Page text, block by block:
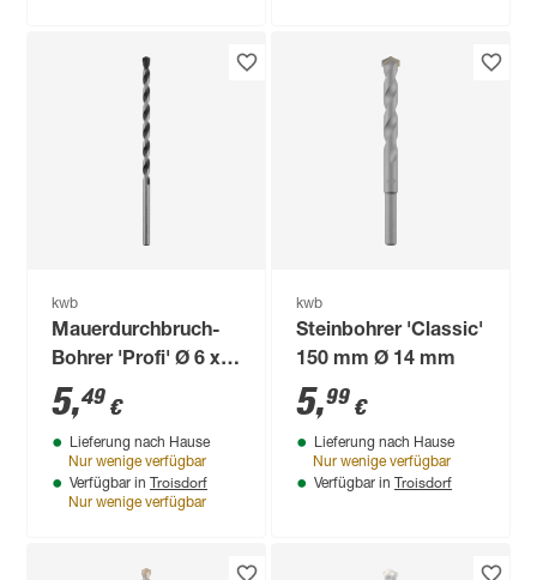
kwb
Mauerdurchbruch-
Bohrer 'Profi' Ø 6 x
200 mm
5,49 €
Lieferung nach Hause
Nur wenige verfügbar
Verfügbar in Troisdorf
Nur wenige verfügbar
kwb
Steinbohrer 'Classic'
150 mm Ø 14 mm
5,99 €
Lieferung nach Hause
Nur wenige verfügbar
Verfügbar in Troisdorf